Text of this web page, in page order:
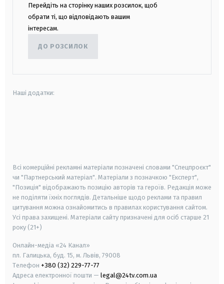
Перейдіть на сторінку наших розсилок, щоб
обрати ті, що відповідають вашим
інтересам.
ДО РОЗСИЛОК
Наші додатки:
Всі комерційні рекламні матеріали позначені словами "Спецпроєкт"
чи "Партнерський матеріал". Матеріали з позначкою "Експерт",
"Позиція" відображають позицію авторів та героїв. Редакція може
не поділяти їхніх поглядів. Детальніше щодо реклами та правил
цитування можна ознайомитись в правилах користування сайтом.
Усі права захищені. Матеріали сайту призначені для осіб старше 21
року (21+)
Онлайн-медіа «24 Канал»
пл. Галицька, буд. 15, м. Львів, 79008
Телефон +380 (32) 229-77-77
Адреса електронної пошти — legal@24tv.com.ua